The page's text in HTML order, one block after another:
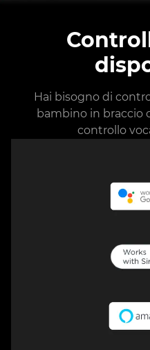
Hai bisogno di
bambino in braccio
controllo